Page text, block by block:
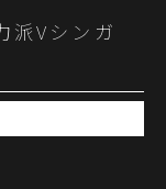
Vシンガ